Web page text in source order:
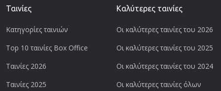
Ταινίες
Κατηγορίες ταινιών
Top 10 ταινίες Box Office
Ταινίες 2026
Ταινίες 2025
Καλύτερες ταινίες
Οι καλύτερες ταινίες του 2026
Οι καλύτερες ταινίες του 2025
Οι καλύτερες ταινίες του 2024
Οι καλύτερες ταινίες όλων